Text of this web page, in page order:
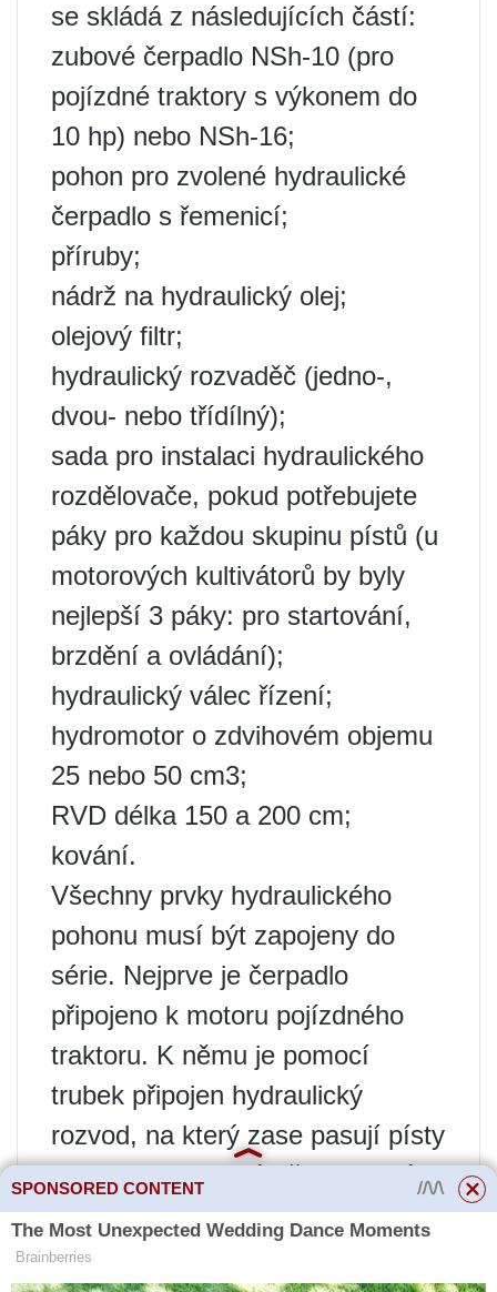
se skládá z následujících částí:
zubové čerpadlo NSh-10 (pro
pojízdné traktory s výkonem do
10 hp) nebo NSh-16;
pohon pro zvolené hydraulické
čerpadlo s řemenicí;
příruby;
nádrž na hydraulický olej;
olejový filtr;
hydraulický rozvaděč (jedno-,
dvou- nebo třídílný);
sada pro instalaci hydraulického
rozdělovače, pokud potřebujete
páky pro každou skupinu pístů (u
motorových kultivátorů by byly
nejlepší 3 páky: pro startování,
brzdění a ovládání);
hydraulický válec řízení;
hydromotor o zdvihovém objemu
25 nebo 50 cm3;
RVD délka 150 a 200 cm;
kování.
Všechny prvky hydraulického
pohonu musí být zapojeny do
série. Nejprve je čerpadlo
připojeno k motoru pojízdného
traktoru. K němu je pomocí
trubek připojen hydraulický
rozvod, na který zase pasují písty
hydromotoru, a nádrž napojená
na NS. Při instalaci hydraulické
nádrže nezapomeňte nainstalovat
SPONSORED CONTENT